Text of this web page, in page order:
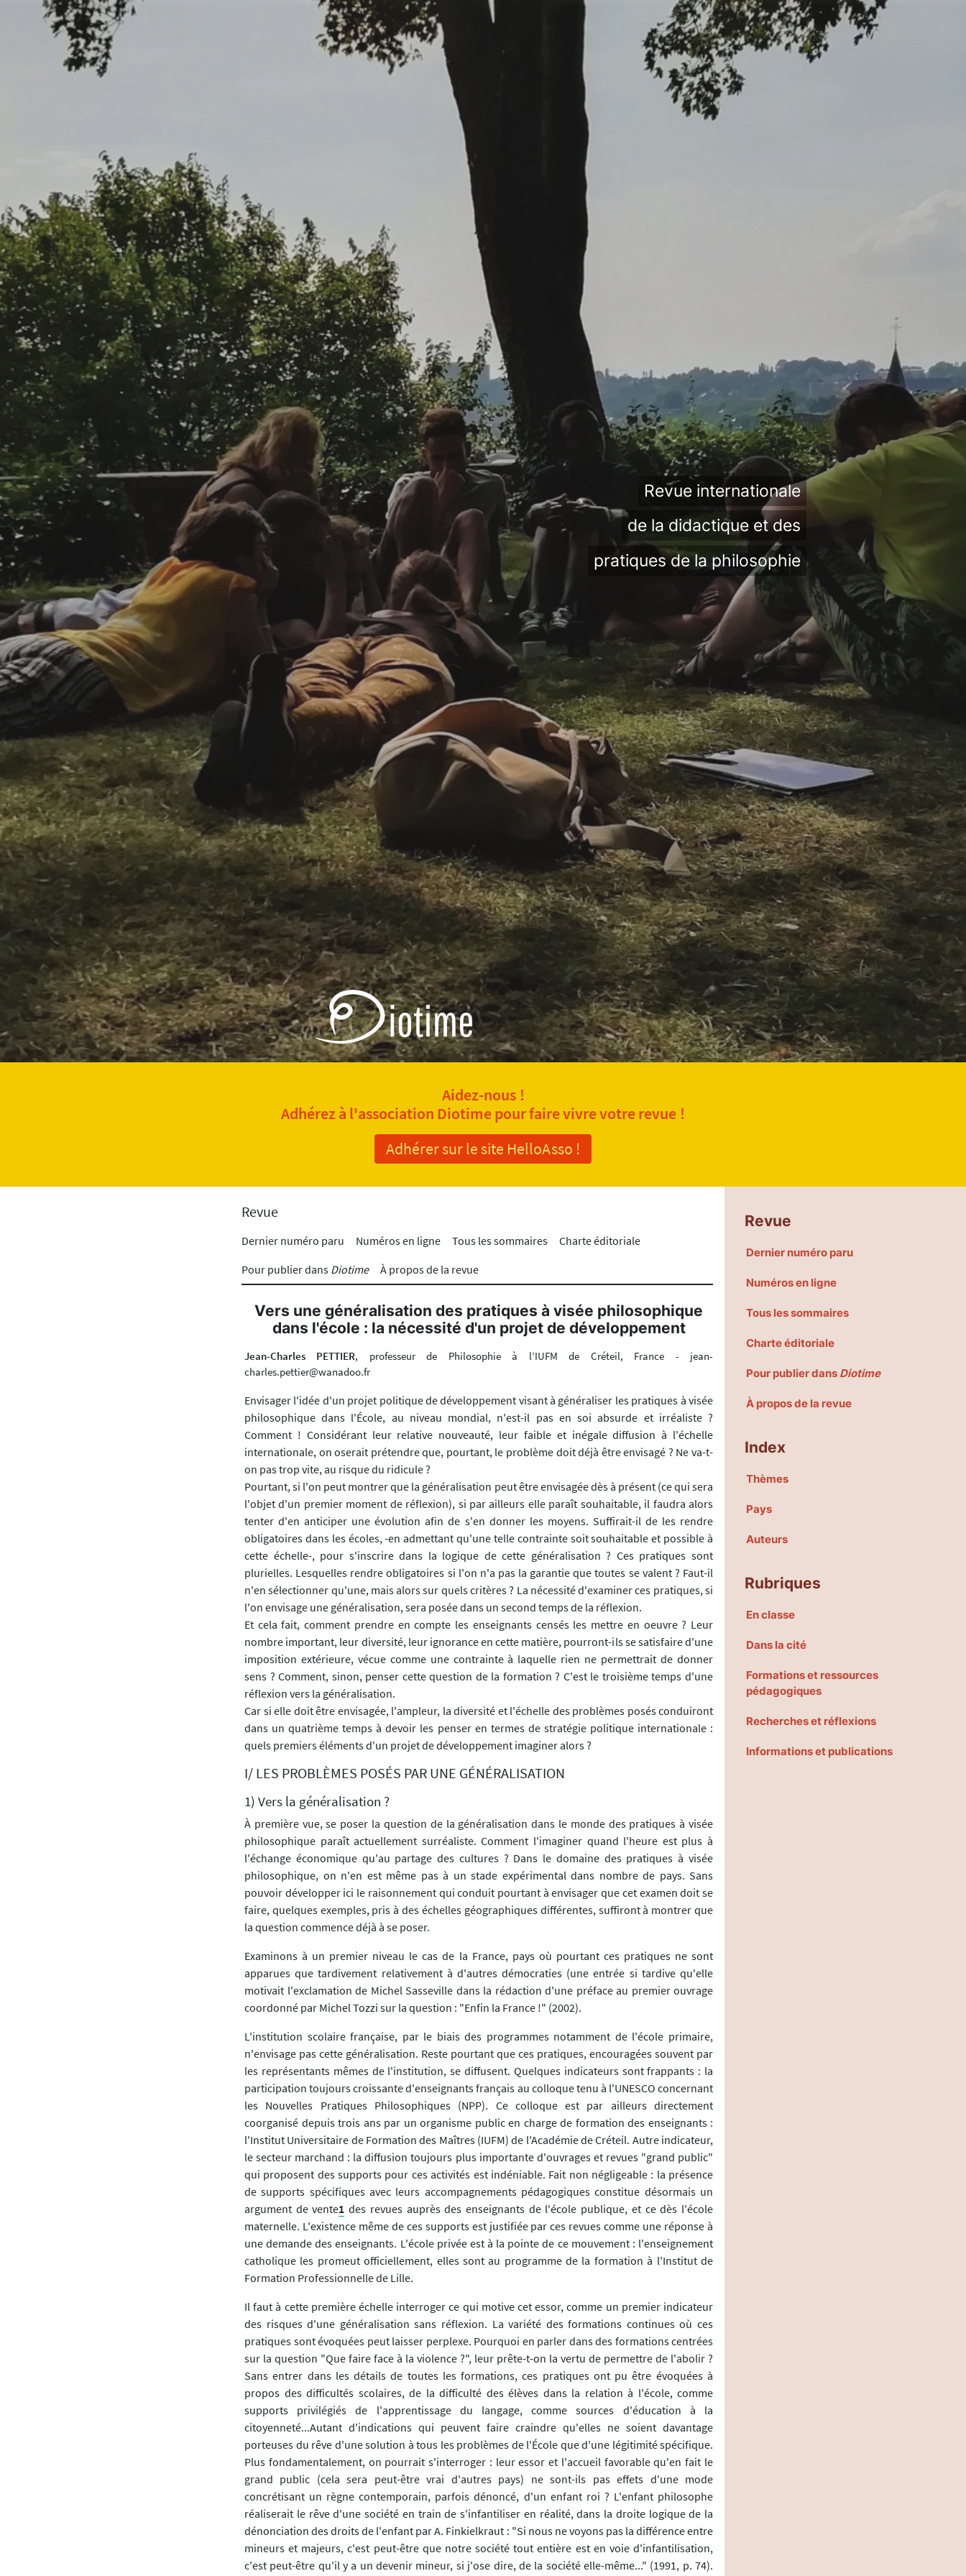
Revue internationale
de la didactique et des
pratiques de la philosophie
Aidez-nous !
Adhérez à l'association Diotime pour faire vivre votre revue !
Adhérer sur le site HelloAsso !
Revue
Dernier numéro paru Numéros en ligne Tous les sommaires
Charte éditoriale
Pour publier dans Diotime À propos de la revue
Vers une généralisation des pratiques à visée philosophique
dans l'école : la nécessité d'un projet de développement
Jean-Charles PETTIER, professeur de Philosophie à l’IUFM de Créteil, France - jean-
charles.pettier@wanadoo.fr
Envisager l'idée d'un projet politique de développement visant à généraliser les pratiques à visée
philosophique dans l'École, au niveau mondial, n'est-il pas en soi absurde et irréaliste ?
Comment ! Considérant leur relative nouveauté, leur faible et inégale diffusion à l'échelle
internationale, on oserait prétendre que, pourtant, le problème doit déjà être envisagé ? Ne va-t-
on pas trop vite, au risque du ridicule ?
Pourtant, si l'on peut montrer que la généralisation peut être envisagée dès à présent (ce qui sera
l'objet d'un premier moment de réflexion), si par ailleurs elle paraît souhaitable, il faudra alors
tenter d'en anticiper une évolution afin de s'en donner les moyens. Suffirait-il de les rendre
obligatoires dans les écoles, -en admettant qu'une telle contrainte soit souhaitable et possible à
cette échelle-, pour s'inscrire dans la logique de cette généralisation ? Ces pratiques sont
plurielles. Lesquelles rendre obligatoires si l'on n'a pas la garantie que toutes se valent ? Faut-il
n'en sélectionner qu'une, mais alors sur quels critères ? La nécessité d'examiner ces pratiques, si
l'on envisage une généralisation, sera posée dans un second temps de la réflexion.
Et cela fait, comment prendre en compte les enseignants censés les mettre en oeuvre ? Leur
nombre important, leur diversité, leur ignorance en cette matière, pourront-ils se satisfaire d'une
imposition extérieure, vécue comme une contrainte à laquelle rien ne permettrait de donner
sens ? Comment, sinon, penser cette question de la formation ? C'est le troisième temps d'une
réflexion vers la généralisation.
Car si elle doit être envisagée, l'ampleur, la diversité et l'échelle des problèmes posés conduiront
dans un quatrième temps à devoir les penser en termes de stratégie politique internationale :
quels premiers éléments d'un projet de développement imaginer alors ?
I/ LES PROBLÈMES POSÉS PAR UNE GÉNÉRALISATION
1) Vers la généralisation ?
À première vue, se poser la question de la généralisation dans le monde des pratiques à visée
philosophique paraît actuellement surréaliste. Comment l'imaginer quand l'heure est plus à
l'échange économique qu'au partage des cultures ? Dans le domaine des pratiques à visée
philosophique, on n'en est même pas à un stade expérimental dans nombre de pays. Sans
pouvoir développer ici le raisonnement qui conduit pourtant à envisager que cet examen doit se
faire, quelques exemples, pris à des échelles géographiques différentes, suffiront à montrer que
la question commence déjà à se poser.
Examinons à un premier niveau le cas de la France, pays où pourtant ces pratiques ne sont
apparues que tardivement relativement à d'autres démocraties (une entrée si tardive qu'elle
motivait l'exclamation de Michel Sasseville dans la rédaction d'une préface au premier ouvrage
coordonné par Michel Tozzi sur la question : "Enfin la France !" (2002).
L'institution scolaire française, par le biais des programmes notamment de l'école primaire,
n'envisage pas cette généralisation. Reste pourtant que ces pratiques, encouragées souvent par
les représentants mêmes de l'institution, se diffusent. Quelques indicateurs sont frappants : la
participation toujours croissante d'enseignants français au colloque tenu à l'UNESCO concernant
les Nouvelles Pratiques Philosophiques (NPP). Ce colloque est par ailleurs directement
coorganisé depuis trois ans par un organisme public en charge de formation des enseignants :
l'Institut Universitaire de Formation des Maîtres (IUFM) de l'Académie de Créteil. Autre indicateur,
le secteur marchand : la diffusion toujours plus importante d'ouvrages et revues "grand public"
qui proposent des supports pour ces activités est indéniable. Fait non négligeable : la présence
de supports spécifiques avec leurs accompagnements pédagogiques constitue désormais un
argument de vente1 des revues auprès des enseignants de l'école publique, et ce dès l'école
maternelle. L'existence même de ces supports est justifiée par ces revues comme une réponse à
une demande des enseignants. L'école privée est à la pointe de ce mouvement : l'enseignement
catholique les promeut officiellement, elles sont au programme de la formation à l'Institut de
Formation Professionnelle de Lille.
Il faut à cette première échelle interroger ce qui motive cet essor, comme un premier indicateur
des risques d'une généralisation sans réflexion. La variété des formations continues où ces
pratiques sont évoquées peut laisser perplexe. Pourquoi en parler dans des formations centrées
sur la question "Que faire face à la violence ?", leur prête-t-on la vertu de permettre de l'abolir ?
Sans entrer dans les détails de toutes les formations, ces pratiques ont pu être évoquées à
propos des difficultés scolaires, de la difficulté des élèves dans la relation à l'école, comme
supports privilégiés de l'apprentissage du langage, comme sources d'éducation à la
citoyenneté...Autant d'indications qui peuvent faire craindre qu'elles ne soient davantage
porteuses du rêve d'une solution à tous les problèmes de l'École que d'une légitimité spécifique.
Plus fondamentalement, on pourrait s'interroger : leur essor et l'accueil favorable qu'en fait le
grand public (cela sera peut-être vrai d'autres pays) ne sont-ils pas effets d'une mode
concrétisant un règne contemporain, parfois dénoncé, d'un enfant roi ? L'enfant philosophe
réaliserait le rêve d'une société en train de s'infantiliser en réalité, dans la droite logique de la
dénonciation des droits de l'enfant par A. Finkielkraut : "Si nous ne voyons pas la différence entre
mineurs et majeurs, c'est peut-être que notre société tout entière est en voie d'infantilisation,
c'est peut-être qu'il y a un devenir mineur, si j'ose dire, de la société elle-même..." (1991, p. 74).
Revue
Dernier numéro paru
Numéros en ligne
Tous les sommaires
Charte éditoriale
Pour publier dans Diotime
À propos de la revue
Index
Thèmes
Pays
Auteurs
Rubriques
En classe
Dans la cité
Formations et ressources
pédagogiques
Recherches et réflexions
Informations et publications